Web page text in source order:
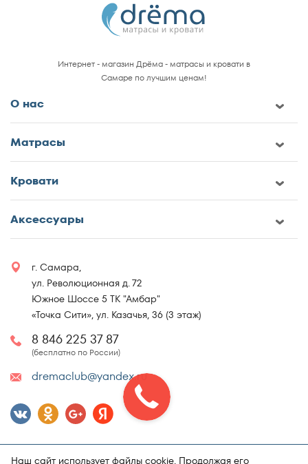
Интернет - магазин Дрёма - матрасы и кровати в
Самаре по лучшим ценам!
О нас
Матрасы
Кровати
Аксессуары
г. Самара,
ул. Революционная д. 72
Южное Шоссе 5 ТК "Амбар"
«Точка Сити», ул. Казачья, 36 (3 этаж)
8 846 225 37 87
(бесплатно по России)
dremaclub@yandex.ru
Наш сайт использует файлы cookie. Продолжая его